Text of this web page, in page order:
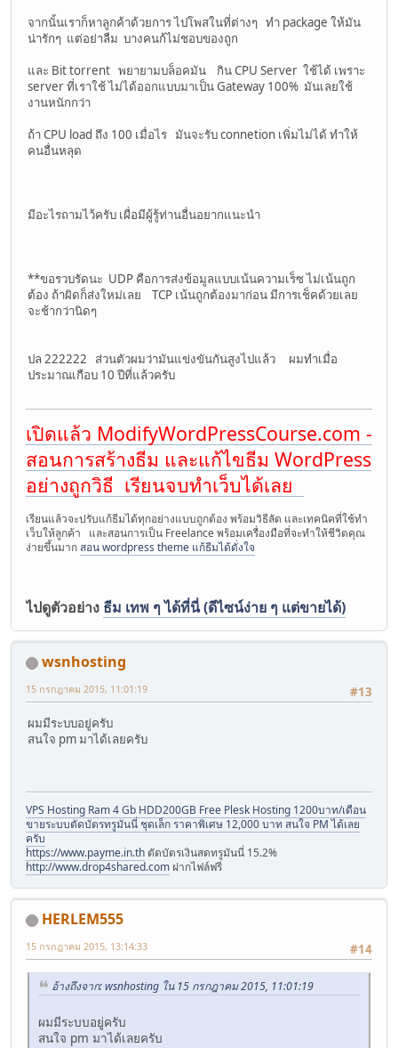
จากนั้นเราก็หาลูกค้าด้วยการ ไปโพสในที่ต่างๆ ทำ package ให้มัน
น่ารักๆ แต่อย่าลืม บางคนก้ไม่ชอบของถูก
และ Bit torrent พยายามบล็อคมัน กิน CPU Server ใช้ได้ เพราะ
server ที่เราใช้ ไม่ได้ออกแบบมาเป็น Gateway 100% มันเลยใช้
งานหนักกว่า
ถ้า CPU load ถึง 100 เมื่อไร มันจะรับ connetion เพิ่มไม่ได้ ทำให้
คนอื่นหลุด
มีอะไรถามไว้ครับ เผื่อมีผู้รู้ท่านอื่นอยากแนะนำ
**ขอรวบรัดนะ UDP คือการส่งข้อมูลแบบเน้นความเร็ซ ไม่เน้นถูก
ต้อง ถ้าผิดก็ส่งใหม่เลย TCP เน้นถูกต้องมาก่อน มีการเช็คด้วยเลย
จะช้ากว่านิดๆ
ปล 222222 ส่วนตัวผมว่ามันแข่งขันกันสูงไปแล้ว ผมทำเมื่อ
ประมาณเกือบ 10 ปีที่แล้วครับ
เปิดแล้ว ModifyWordPressCourse.com -
สอนการสร้างธีม และแก้ไขธีม WordPress
อย่างถูกวิธี เรียนจบทำเว็บได้เลย
เรียนแล้วจะปรับแก้ธีมได้ทุกอย่างแบบถูกต้อง พร้อมวิธีลัด และเทคนิคที่ใช้ทำ
เว็บให้ลูกค้า และสอนการเป็น Freelance พร้อมเครื่องมือที่จะทำให้ชีวิตคุณ
ง่ายขึ้นมาก สอน wordpress theme แก้ธีมได้ดั่งใจ
ไปดูตัวอย่าง ธีม เทพ ๆ ได้ที่นี่ (ดีไซน์ง่าย ๆ แต่ขายได้)
wsnhosting
#13
15 กรกฎาคม 2015, 11:01:19
ผมมีระบบอยู่ครับ
สนใจ pm มาได้เลยครับ
VPS Hosting Ram 4 Gb HDD200GB Free Plesk Hosting 1200บาท/เดือน
ขายระบบตัดบัตรทรูมันนี่ ชุดเล็ก ราคาพิเศษ 12,000 บาท สนใจ PM ได้เลย
ครับ
https://www.payme.in.th ตัดบัตรเงินสดทรูมันนี่ 15.2%
http://www.drop4shared.com ฝากไฟล์ฟรี
HERLEM555
#14
15 กรกฎาคม 2015, 13:14:33
อ้างถึงจาก: wsnhosting ใน 15 กรกฎาคม 2015, 11:01:19
ผมมีระบบอยู่ครับ
สนใจ pm มาได้เลยครับ